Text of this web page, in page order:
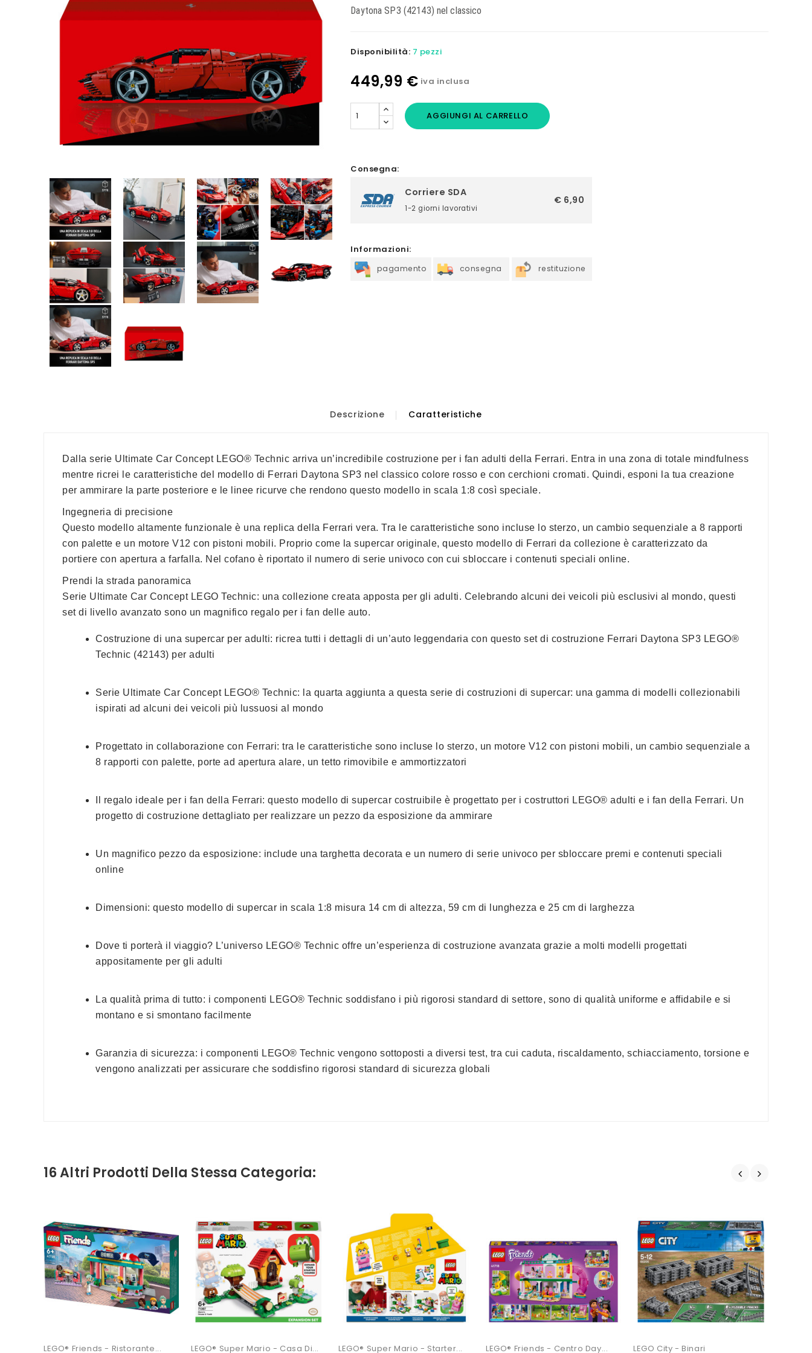
Daytona SP3 (42143) nel classico
Disponibilità: 7 pezzi
449,99 € iva inclusa
AGGIUNGI AL CARRELLO
Consegna:
Corriere SDA
1-2 giorni lavorativi
€ 6,90
Informazioni:
pagamento consegna restituzione
Descrizione Caratteristiche
Dalla serie Ultimate Car Concept LEGO® Technic arriva un’incredibile costruzione per i fan adulti della Ferrari. Entra in una zona di totale mindfulness
mentre ricrei le caratteristiche del modello di Ferrari Daytona SP3 nel classico colore rosso e con cerchioni cromati. Quindi, esponi la tua creazione
per ammirare la parte posteriore e le linee ricurve che rendono questo modello in scala 1:8 così speciale.
Ingegneria di precisione
Questo modello altamente funzionale è una replica della Ferrari vera. Tra le caratteristiche sono incluse lo sterzo, un cambio sequenziale a 8 rapporti
con palette e un motore V12 con pistoni mobili. Proprio come la supercar originale, questo modello di Ferrari da collezione è caratterizzato da
portiere con apertura a farfalla. Nel cofano è riportato il numero di serie univoco con cui sbloccare i contenuti speciali online.
Prendi la strada panoramica
Serie Ultimate Car Concept LEGO Technic: una collezione creata apposta per gli adulti. Celebrando alcuni dei veicoli più esclusivi al mondo, questi
set di livello avanzato sono un magnifico regalo per i fan delle auto.
Costruzione di una supercar per adulti: ricrea tutti i dettagli di un’auto leggendaria con questo set di costruzione Ferrari Daytona SP3 LEGO®
Technic (42143) per adulti
Serie Ultimate Car Concept LEGO® Technic: la quarta aggiunta a questa serie di costruzioni di supercar: una gamma di modelli collezionabili
ispirati ad alcuni dei veicoli più lussuosi al mondo
Progettato in collaborazione con Ferrari: tra le caratteristiche sono incluse lo sterzo, un motore V12 con pistoni mobili, un cambio sequenziale a
8 rapporti con palette, porte ad apertura alare, un tetto rimovibile e ammortizzatori
Il regalo ideale per i fan della Ferrari: questo modello di supercar costruibile è progettato per i costruttori LEGO® adulti e i fan della Ferrari. Un
progetto di costruzione dettagliato per realizzare un pezzo da esposizione da ammirare
Un magnifico pezzo da esposizione: include una targhetta decorata e un numero di serie univoco per sbloccare premi e contenuti speciali
online
Dimensioni: questo modello di supercar in scala 1:8 misura 14 cm di altezza, 59 cm di lunghezza e 25 cm di larghezza
Dove ti porterà il viaggio? L’universo LEGO® Technic offre un’esperienza di costruzione avanzata grazie a molti modelli progettati
appositamente per gli adulti
La qualità prima di tutto: i componenti LEGO® Technic soddisfano i più rigorosi standard di settore, sono di qualità uniforme e affidabile e si
montano e si smontano facilmente
Garanzia di sicurezza: i componenti LEGO® Technic vengono sottoposti a diversi test, tra cui caduta, riscaldamento, schiacciamento, torsione e
vengono analizzati per assicurare che soddisfino rigorosi standard di sicurezza globali
16 Altri Prodotti Della Stessa Categoria:
LEGO® Friends - Ristorante... LEGO® Super Mario - Casa Di... LEGO® Super Mario - Starter... LEGO® Friends - Centro Day... LEGO City - Binari